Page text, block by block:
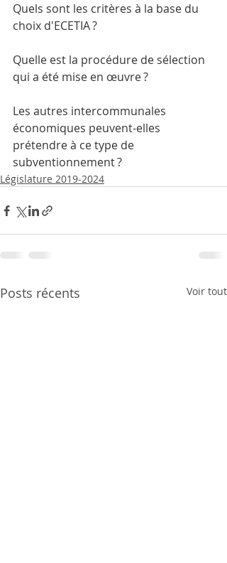
Quels sont les critères à la base du
choix d'ECETIA ?
Quelle est la procédure de sélection
qui a été mise en œuvre ?
Les autres intercommunales
économiques peuvent-elles
prétendre à ce type de
subventionnement ?
Législature 2019-2024
Posts récents Voir tout